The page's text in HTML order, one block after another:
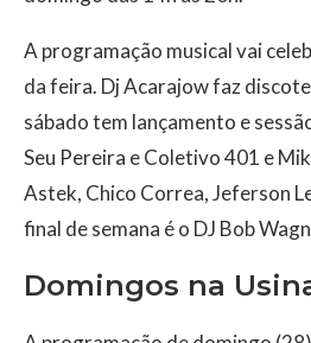
A programação musical vai
da feira. Dj Acarajow faz
sábado tem lançamento e
Seu Pereira e Coletivo 401 e
Astek, Chico Correa, Jeferson
final de semana é o DJ Bob
Domingos na